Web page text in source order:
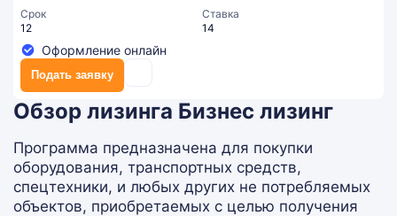
Срок
12
Ставка
14
Оформление онлайн
Подать заявку
Обзор лизинга Бизнес лизинг
Программа предназначена для покупки
оборудования, транспортных средств,
спецтехники, и любых других не потребляемых
объектов, приобретаемых с целью получения